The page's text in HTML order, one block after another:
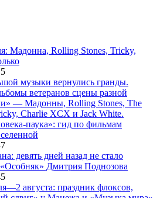
Мадонна, Rolling Stones, Tricky,
музыки вернулись гранды.
ветеранов сцены разной
— Мадонны, Rolling Stones, The
Charlie XCX и Jack White.
паука»: гид по фильмам
девять дней назад не стало
«Особняк» Дмитрия Поднозова
августа: праздник флоксов,